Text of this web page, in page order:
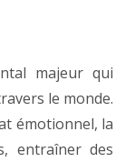
majeur qui
le monde.
émotionnel, la
entraîner des